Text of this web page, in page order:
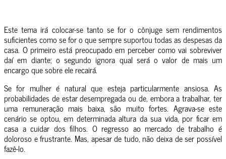
Este tema irá colocar-se tanto se for o cônjuge sem rendimentos
suficientes como se for o que sempre suportou todas as despesas da
casa. O primeiro está preocupado em perceber como vai sobreviver
daí em diante; o segundo ignora qual será o valor de mais um
encargo que sobre ele recairá.
Se for mulher é natural que esteja particularmente ansiosa. As
probabilidades de estar desempregada ou de, embora a trabalhar, ter
uma remuneração mais baixa, são muito fortes. Agrava-se este
cenário se optou, em determinada altura da sua vida, por ficar em
casa a cuidar dos filhos. O regresso ao mercado de trabalho é
doloroso e frustrante. Mas, apesar de tudo, não deixa de ser possível
fazê-lo.